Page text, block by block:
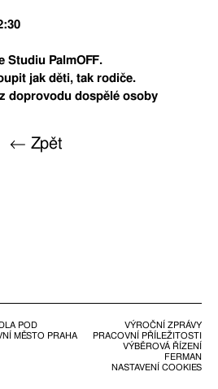
Studiu PalmOFF.
jak děti, tak rodiče.
doprovodu dospělé osoby
← Zpět
POD
MĚSTO PRAHA
VÝROČNÍ ZPRÁVY
PRACOVNÍ PŘÍLEŽITOSTI
VÝBĚROVÁ ŘÍZENÍ
FERMAN
NASTAVENÍ COOKIES